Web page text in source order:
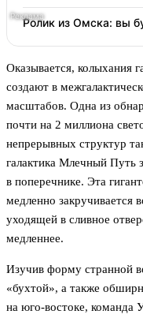
Ролик из Омска: вы
Оказывается, колыхания
создают в
масштабов. Одна из
почти на 2 миллиона
непрерывных структур
галактика Млечный Путь
в поперечнике. Эта
медленно закручивается
уходящей в сливное
медленнее.
Изучив форму странной
«бухтой», а также
на юго-востоке, команда